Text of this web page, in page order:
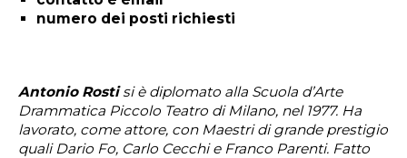
numero dei posti richiesti
Antonio Rostisi è diplomato alla Scuola d’Arte
Drammatica Piccolo Teatro di Milano, nel 1977. Ha
lavorato, come attore, con Maestri di grande prestigio
quali Dario Fo, Carlo Cecchi e Franco Parenti. Fatto